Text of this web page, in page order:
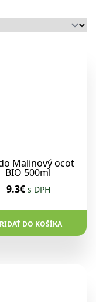
Malinový ocot
BIO 500ml
9.3€ s DPH
DO KOŠÍKA